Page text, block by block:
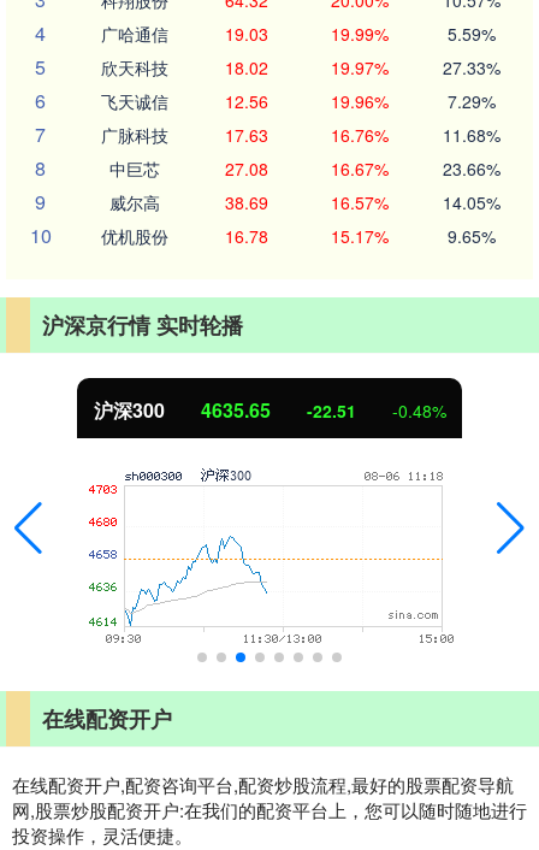
4 广哈通信 19.03 19.99% 5.59%
5 欣天科技 18.02 19.97% 27.33%
6 飞天诚信 12.56 19.96% 7.29%
7 广脉科技 17.63 16.76% 11.68%
8 中巨芯 27.08 16.67% 23.66%
9 威尔高 38.69 16.57% 14.05%
10 优机股份 16.78 15.17% 9.65%
沪深京行情 实时轮播
沪深300 4635.65 -22.51 -0.48%
在线配资开户
在线配资开户,配资咨询平台,配资炒股流程,最好的股票配资导航
网,股票炒股配资开户:在我们的配资平台上，您可以随时随地进行
投资操作，灵活便捷。